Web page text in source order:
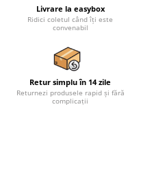
Livrare la easybox
Ridici coletul când îți este
convenabil
Retur simplu în 14 zile
Returnezi produsele rapid și fără
complicații